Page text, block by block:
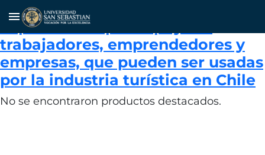
menu
Herramientas gratuitas de
capacitación para apoyar a
trabajadores, emprendedores y
empresas, que pueden ser usadas
por la industria turística en Chile
No se encontraron productos destacados.